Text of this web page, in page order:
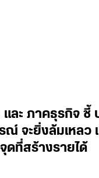
และ ภาคธุรกิจ ชี้
จะยิ่งล้มเหลว
ดที่สร้างรายได้